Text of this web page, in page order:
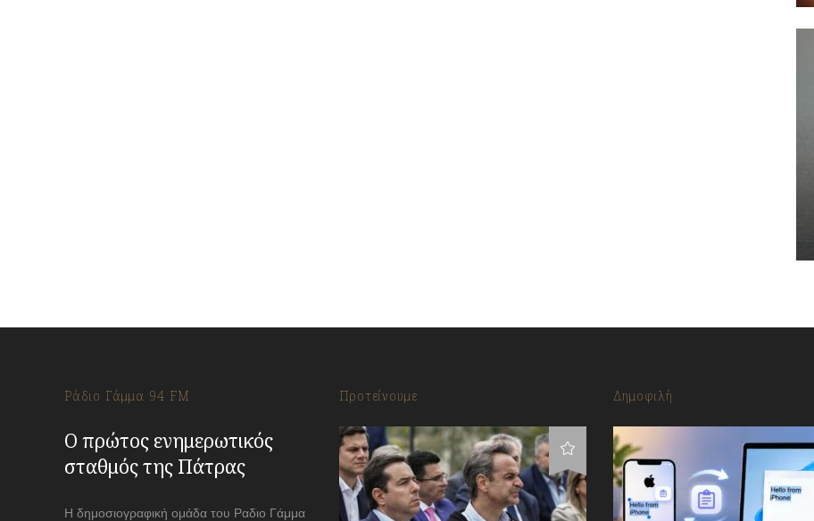
Ράδιο Γάμμα 94 FM
Ο πρώτος ενημερωτικός
σταθμός της Πάτρας
Η δημοσιογραφική ομάδα του Ραδιο Γάμμα
Προτείνουμε Δημοφιλή